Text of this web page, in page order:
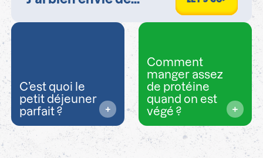
C’est quoi le
petit déjeuner
parfait ?
Comment
manger assez
de protéine
quand on est
végé ?